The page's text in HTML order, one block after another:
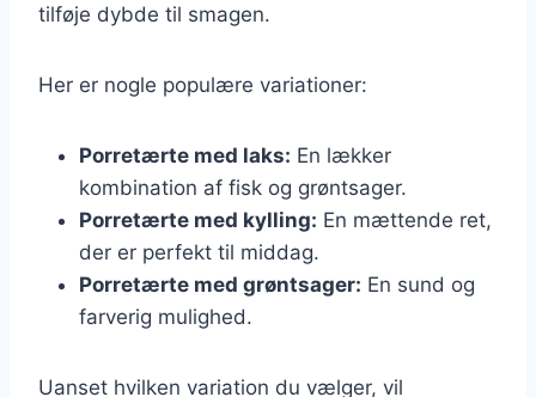
tilføje dybde til smagen.
Her er nogle populære variationer:
Porretærte med laks: En lækker
kombination af fisk og grøntsager.
Porretærte med kylling: En mættende ret,
der er perfekt til middag.
Porretærte med grøntsager: En sund og
farverig mulighed.
Uanset hvilken variation du vælger, vil